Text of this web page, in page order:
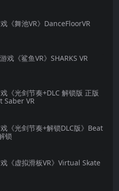
《舞池VR》DanceFloorVR
戏《鲨鱼VR》SHARKS VR
《光剑节奏+DLC 解锁版 正版
Saber VR
《光剑节奏+解锁DLC版》Beat
锁
《虚拟滑板VR》Virtual Skate